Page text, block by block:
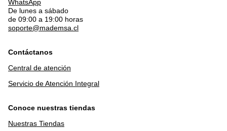
WhatsApp
De lunes a sábado
de 09:00 a 19:00 horas
soporte@mademsa.cl
Contáctanos
Central de atención
Servicio de Atención Integral
Conoce nuestras tiendas
Nuestras Tiendas